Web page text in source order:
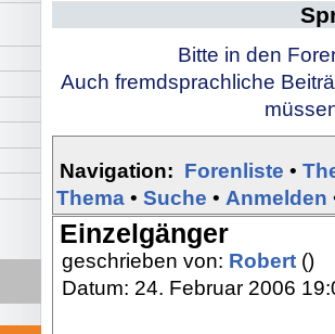
Bitte in den
Auch fremdsprachliche
Navigation: Forenliste •
Thema • Suche • Anmelden
Einzelgänger
geschrieben von: Robert ()
Datum: 24. Februar 2006